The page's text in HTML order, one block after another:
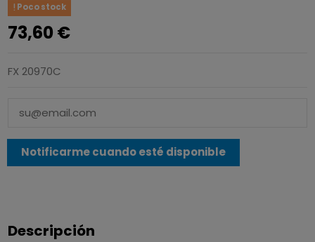
Poco stock
73,60 €
FX 20970C
Descripción